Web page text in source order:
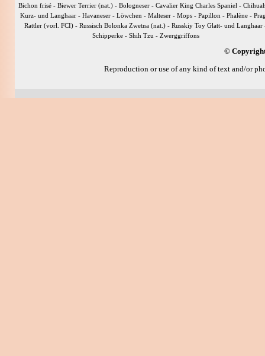
Bichon frisé - Biewer Terrier (nat.) - Bologneser - Cavalier King Charles Spaniel -
Kurz- und Langhaar - Havaneser - Löwchen - Malteser - Mops - Papillon - Phalène -
Rattler (vorl. FCI) - Russisch Bolonka Zwetna (nat.) - Russkiy Toy Glatt- und Langhaar
Schipperke - Shih Tzu - Zwerggriffons
©
Reproduction or use of any kind of text and/or